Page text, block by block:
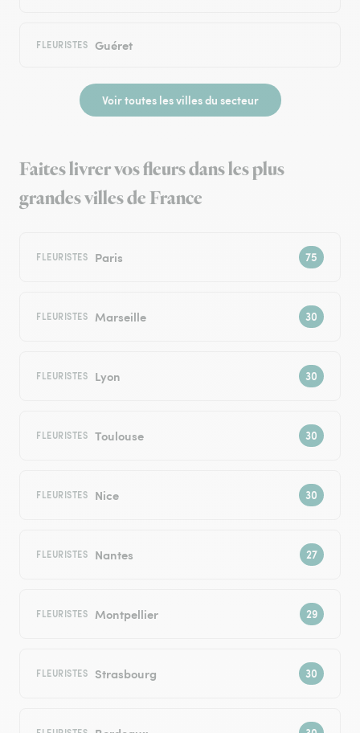
FLEURISTES Guéret
Voir toutes les villes du secteur
Faites livrer vos fleurs dans les plus
grandes villes de France
FLEURISTES Paris
FLEURISTES Marseille
FLEURISTES Lyon
FLEURISTES Toulouse
FLEURISTES Nice
FLEURISTES Nantes
FLEURISTES Montpellier
FLEURISTES Strasbourg